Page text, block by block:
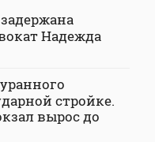
Надежда
стройке.
вырос до